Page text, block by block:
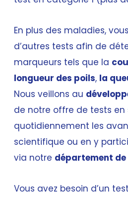
En plus des maladies,
d’autres tests afin de
marqueurs tels que la
longueur des poils, la
Nous veillons au
de notre offre de tests en
quotidiennement les
scientifique ou en y
via notre département de
Vous avez besoin d’un